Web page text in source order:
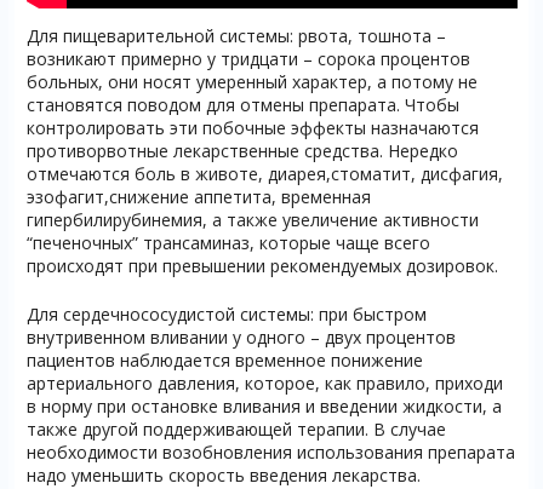
Для пищеварительной системы: рвота, тошнота –
возникают примерно у тридцати – сорока процентов
больных, они носят умеренный характер, а потому не
становятся поводом для отмены препарата. Чтобы
контролировать эти побочные эффекты назначаются
противорвотные лекарственные средства. Нередко
отмечаются боль в животе, диарея,стоматит, дисфагия,
эзофагит,снижение аппетита, временная
гипербилирубинемия, а также увеличение активности
“печеночных” трансаминаз, которые чаще всего
происходят при превышении рекомендуемых дозировок.
Для сердечнососудистой системы: при быстром
внутривенном вливании у одного – двух процентов
пациентов наблюдается временное понижение
артериального давления, которое, как правило, приходи
в норму при остановке вливания и введении жидкости, а
также другой поддерживающей терапии. В случае
необходимости возобновления использования препарата
надо уменьшить скорость введения лекарства.